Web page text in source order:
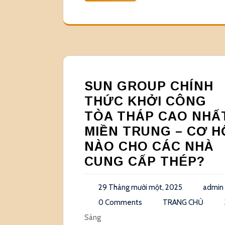
SUN GROUP CHÍNH
THỨC KHỞI CÔNG
TÒA THÁP CAO
MIỀN TRUNG – CƠ
NÀO CHO CÁC NHÀ
CUNG CẤP THÉP?
29 Tháng mười một, 2025
admin
0 Comments
TRANG CHỦ
Sáng